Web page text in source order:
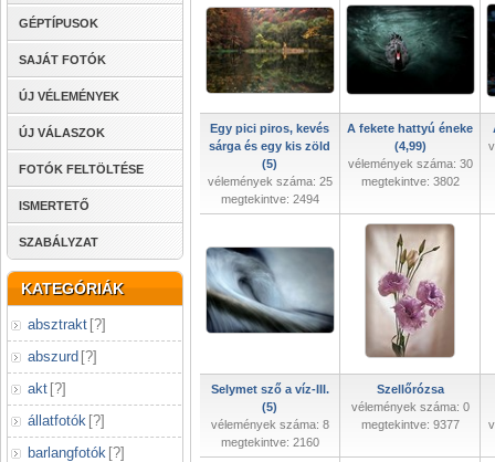
GÉPTÍPUSOK
SAJÁT FOTÓK
ÚJ VÉLEMÉNYEK
ÚJ VÁLASZOK
FOTÓK FELTÖLTÉSE
ISMERTETŐ
SZABÁLYZAT
KATEGÓRIÁK
absztrakt [?]
abszurd [?]
akt [?]
állatfotók [?]
barlangfotók [?]
Egy pici piros, kevés
sárga és egy kis zöld
(5)
vélemények száma: 25
megtekintve: 2494
A fekete hattyú éneke
(4,99)
vélemények száma: 30
megtekintve: 3802
Selymet sző a víz-III.
(5)
vélemények száma: 8
megtekintve: 2160
Szellőrózsa
vélemények száma: 0
megtekintve: 9377